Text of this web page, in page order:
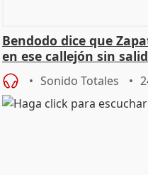
Bendodo dice que
en ese callejón sin
Sonido Totales